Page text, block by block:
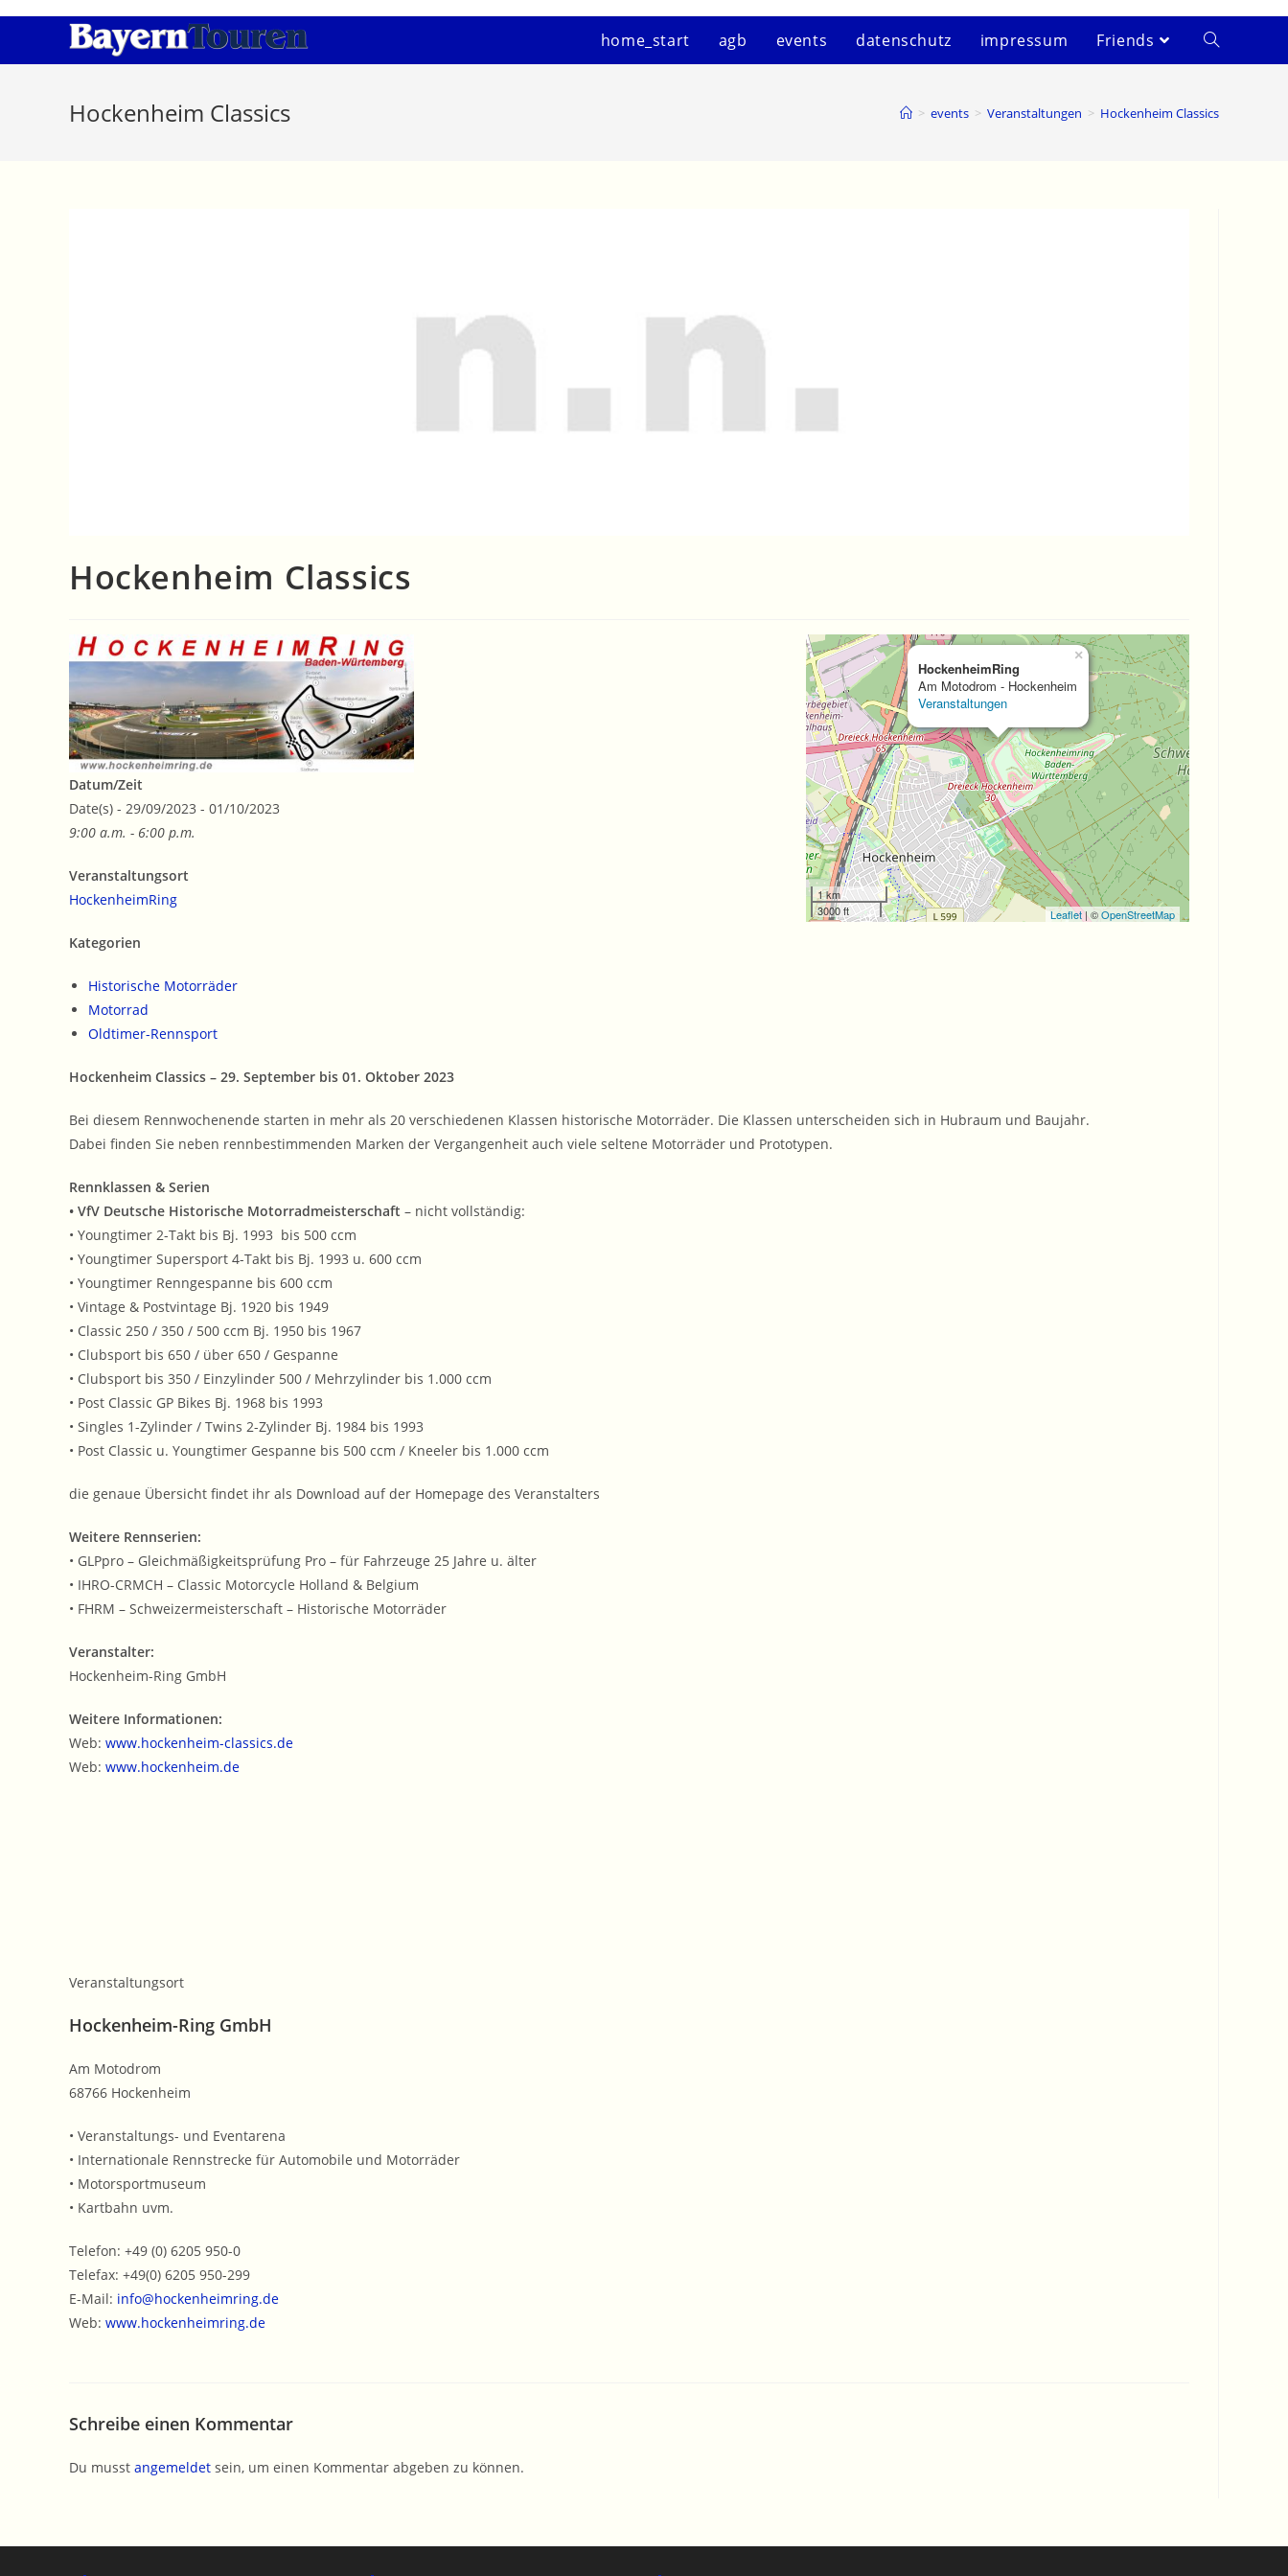
home_start agb events datenschutz impressum Friends
Hockenheim Classics > events > Veranstaltungen > Hockenheim Classics
Hockenheim Classics
HockenheimRing
Am Motodrom - Hockenheim
Veranstaltungen
×
1 km
3000 ft
Leaflet| ©OpenStreetMap
Datum/Zeit
Date(s) - 29/09/2023 - 01/10/2023
9:00 a.m. - 6:00 p.m.
Veranstaltungsort
HockenheimRing
Kategorien
Historische Motorräder
Motorrad
Oldtimer-Rennsport
Hockenheim Classics – 29. September bis 01. Oktober 2023
Bei diesem Rennwochenende starten in mehr als 20 verschiedenen Klassen historische Motorräder. Die Klassen unterscheiden sich in Hubraum und Baujahr.
Dabei finden Sie neben rennbestimmenden Marken der Vergangenheit auch viele seltene Motorräder und Prototypen.
Rennklassen & Serien
• VfV Deutsche Historische Motorradmeisterschaft – nicht vollständig:
• Youngtimer 2-Takt bis Bj. 1993 bis 500 ccm
• Youngtimer Supersport 4-Takt bis Bj. 1993 u. 600 ccm
• Youngtimer Renngespanne bis 600 ccm
• Vintage & Postvintage Bj. 1920 bis 1949
• Classic 250 / 350 / 500 ccm Bj. 1950 bis 1967
• Clubsport bis 650 / über 650 / Gespanne
• Clubsport bis 350 / Einzylinder 500 / Mehrzylinder bis 1.000 ccm
• Post Classic GP Bikes Bj. 1968 bis 1993
• Singles 1-Zylinder / Twins 2-Zylinder Bj. 1984 bis 1993
• Post Classic u. Youngtimer Gespanne bis 500 ccm / Kneeler bis 1.000 ccm
die genaue Übersicht findet ihr als Download auf der Homepage des Veranstalters
Weitere Rennserien:
• GLPpro – Gleichmäßigkeitsprüfung Pro – für Fahrzeuge 25 Jahre u. älter
• IHRO-CRMCH – Classic Motorcycle Holland & Belgium
• FHRM – Schweizermeisterschaft – Historische Motorräder
Veranstalter:
Hockenheim-Ring GmbH
Weitere Informationen:
Web: www.hockenheim-classics.de
Web: www.hockenheim.de
Veranstaltungsort
Hockenheim-Ring GmbH
Am Motodrom
68766 Hockenheim
• Veranstaltungs- und Eventarena
• Internationale Rennstrecke für Automobile und Motorräder
• Motorsportmuseum
• Kartbahn uvm.
Telefon: +49 (0) 6205 950-0
Telefax: +49(0) 6205 950-299
E-Mail: info@hockenheimring.de
Web: www.hockenheimring.de
Schreibe einen Kommentar
Du musst angemeldet sein, um einen Kommentar abgeben zu können.